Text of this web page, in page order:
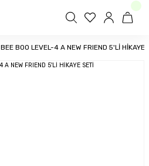
BEE BOO LEVEL-4 A NEW FRIEND 5'Lİ HİKAYE